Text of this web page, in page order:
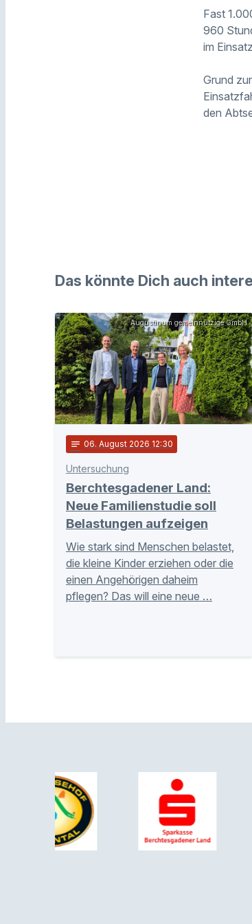
Fast
960
im
Grund
den
Das könnte Dich auch
Augustinum gemeinnützige GmbH
notes 06. August 2026 12:30
Untersuchung
Berchtesgadener Land:
Neue Familienstudie soll
Belastungen aufzeigen
Wie stark sind Menschen belastet,
die kleine Kinder erziehen oder die
einen Angehörigen daheim
pflegen? Das will eine neue …